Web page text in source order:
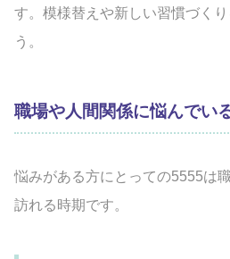
す。模様替えや新しい習慣づく
う。
職場や人間関係に悩んでい
悩みがある方にとっての5555は
訪れる時期です。